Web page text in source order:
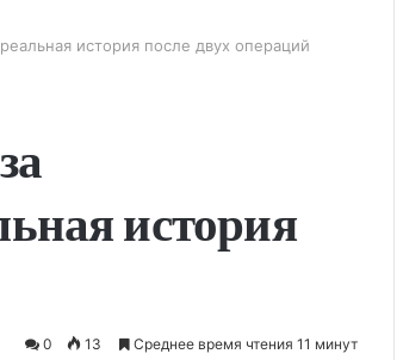
история после двух операций
история
0 13 Среднее время чтения 11 минут